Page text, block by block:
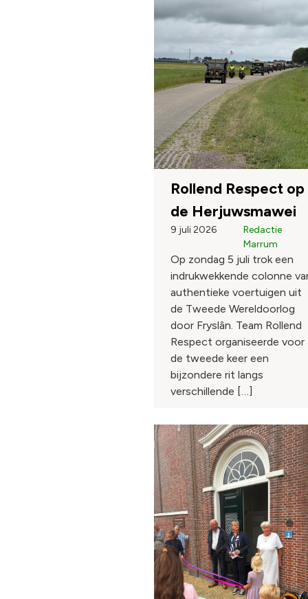
Rollend Respect op
de Herjuwsmawei
9 juli 2026
Redactie
Marrum
Op zondag 5 juli trok een
indrukwekkende colonne
authentieke voertuigen uit
de Tweede Wereldoorlog
door Fryslân. Team Rollend
Respect organiseerde voor
de tweede keer een
bijzondere rit langs
verschillende […]